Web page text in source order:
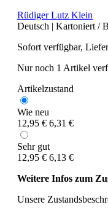
Rüdiger Lutz Klein
Deutsch | Kartoniert /
Sofort verfügbar,
Nur noch 1 Artikel
Artikelzustand
Wie neu
12,95 € 6,31 €
Sehr gut
12,95 € 6,13 €
Weitere Infos zum
Unsere